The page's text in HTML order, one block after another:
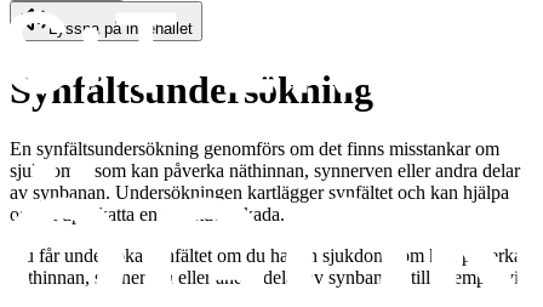
Lyssna på innehållet
Synfältsundersökning
En synfältsundersökning genomförs om det finns misstankar om
sjukdomar som kan påverka näthinnan, synnerven eller andra delar
av synbanan. Undersökningen kartlägger synfältet och kan hjälpa
oss att uppskatta en eventuell skada.
Du får undersöka synfältet om du har en sjukdom som kan påverka
näthinnan, synnerven eller andra delar av synbanan, till exempel vid